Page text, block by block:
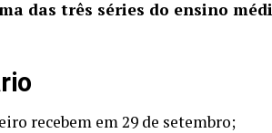
das três séries do ensino
recebem em 29 de setembro;